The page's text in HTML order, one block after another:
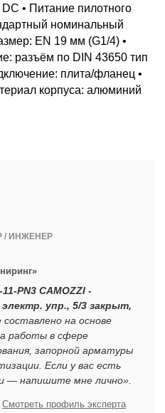
• Питание пилотного
номинальный
EN 19 мм (G1/4) •
разъём по DIN 43650 тип
плита/фланец •
корпуса: алюминий
/ ИНЖЕНЕР
11-PN3 CAMOZZI -
упр., 5/3 закрыт,
на основе
работы в сфере
запорной арматуры
Если у вас есть
— напишите мне лично».
Смотреть профиль эксперта